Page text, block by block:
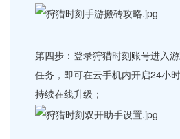
第四步：登录狩猎时刻账号进入
任务，即可在云手机内开启24小
持续在线升级；